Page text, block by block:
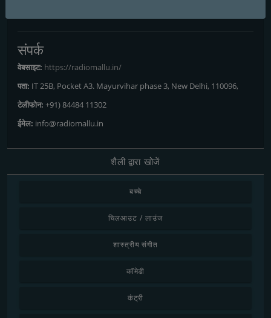
संपर्क
वेबसाइट: https://radiomallu.in/
पता: IT 25B, Pocket A3. Mayurvihar phase 3, New Delhi, 110096,
टेलीफोन: +91) 84484 11302
ईमेल: info@radiomallu.in
शैली द्वारा खोजें
बच्चे
चिलआउट / लाउंज
शास्त्रीय संगीत
कॉमेडी
कंट्री